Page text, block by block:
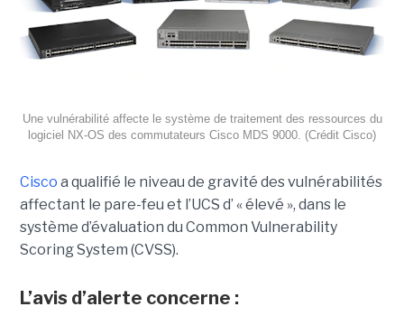
Une vulnérabilité affecte le système de traitement des ressources du
logiciel NX-OS des commutateurs Cisco MDS 9000. (Crédit Cisco)
Cisco a qualifié le niveau de gravité des vulnérabilités
affectant le pare-feu et l’UCS d’ « élevé », dans le
système d’évaluation du Common Vulnerability
Scoring System (CVSS).
L’avis d’alerte concerne :